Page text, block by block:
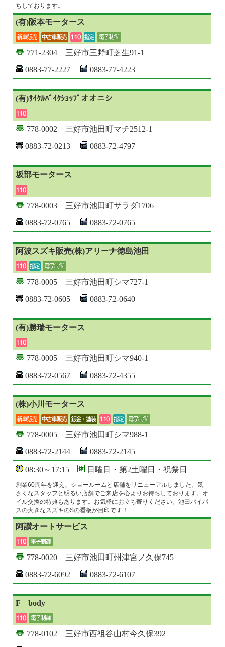
ちしております。
(有)阪本モータース
771-2304 三好市三野町芝生91-1
0883-77-2227
0883-77-4223
(有)ｻｲｸﾙﾊﾞｲｸｼｮｯﾌﾟオオニシ
778-0002 三好市池田町マチ2512-1
0883-72-0213
0883-72-4797
坂部モータース
778-0003 三好市池田町サラダ1706
0883-72-0765
0883-72-0765
阿波スズキ販売(株)アリーナ徳島池田
778-0005 三好市池田町シマ727-1
0883-72-0605
0883-72-0640
(有)勝瑞モータース
778-0005 三好市池田町シマ940-1
0883-72-0567
0883-72-4355
(株)小川モータース
778-0005 三好市池田町シマ988-1
0883-72-2144
0883-72-2145
08:30～17:15 日曜日・第2土曜日・祝祭日
創業60周年を迎え、ショールームと店舗をリニューアルしました。気
さくなスタッフと明るい店舗でご来店を心よりお待ちしております。オ
イル交換の特典もあります。お気軽にお立ち寄りください。池田バイパ
スの大きなスズキのSの看板が目印です！
阿讃オートサービス
778-0020 三好市池田町州津宮ノ久保745
0883-72-6092
0883-72-6107
F bοdy
778-0102 三好市西祖谷山村今久保392